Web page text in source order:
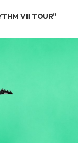
VIII TOUR”